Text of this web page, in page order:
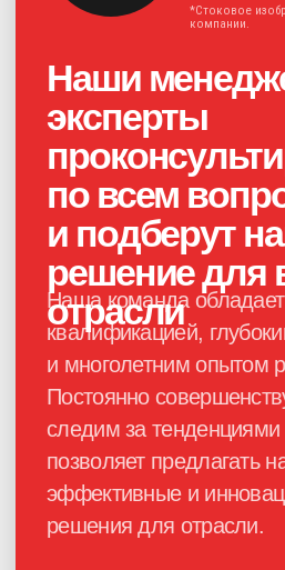
Нажимая на кнопку, я
даю своё согласие на
персональных данных
Получить консультацию
Каталог